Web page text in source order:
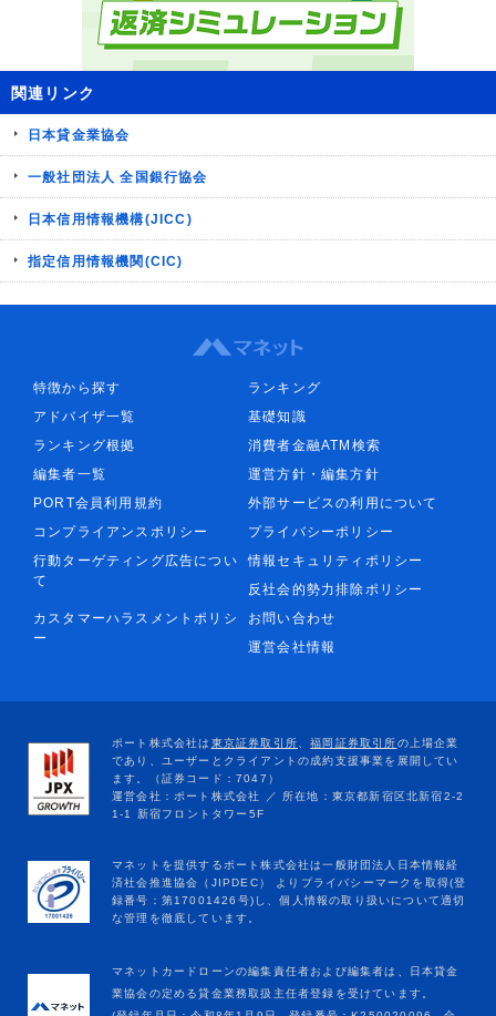
関連リンク
日本貸金業協会
一般社団法人 全国銀行協会
日本信用情報機構(JICC)
指定信用情報機関(CIC)
特徴から探す
ランキング
アドバイザ一覧
基礎知識
ランキング根拠
消費者金融ATM検索
編集者一覧
運営方針・編集方針
PORT会員利用規約
外部サービスの利用について
コンプライアンスポリシー
プライバシーポリシー
行動ターゲティング広告につい
て
情報セキュリティポリシー
反社会的勢力排除ポリシー
カスタマーハラスメントポリシ
ー
お問い合わせ
運営会社情報
マネットカードローンの編集責任者および編集者は、日本貸金
業協会の定める貸金業務取扱主任者登録を受けています。